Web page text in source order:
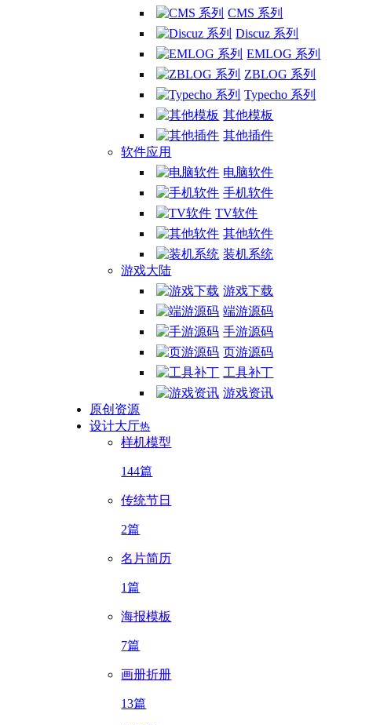
CMS 系列
Discuz 系列
EMLOG 系列
ZBLOG 系列
Typecho 系列
其他模板
其他插件
软件应用
电脑软件
手机软件
TV软件
其他软件
装机系统
游戏大陆
游戏下载
端游源码
手游源码
页游源码
工具补丁
游戏资讯
原创资源
设计大厅热
样机模型
144篇
传统节日
2篇
名片简历
1篇
海报模板
7篇
画册折册
13篇